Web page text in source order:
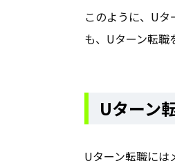
このように、U
も、Uターン転職
Uターン
Uターン転職には